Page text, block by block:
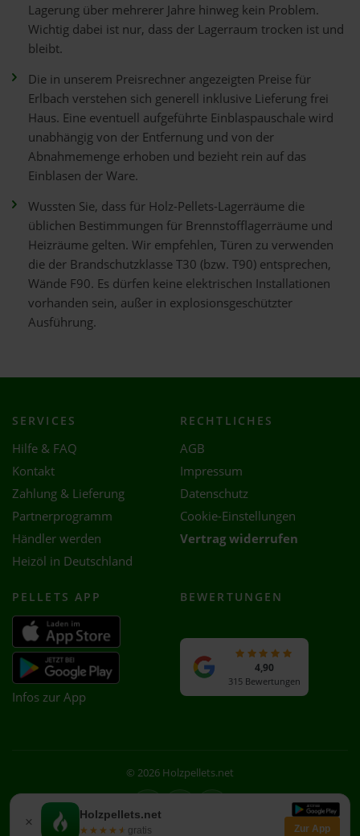
Lagerung über mehrerer Jahre hinweg kein Problem.
Wichtig dabei ist nur, dass der Lagerraum trocken ist und
bleibt.
Die in unserem Preisrechner angezeigten Preise für
Erlbach verstehen sich generell inklusive Lieferung frei
Haus. Eine eventuell aufgeführte Einblaspauschale wird
unabhängig von der Entfernung und von der
Abnahmemenge erhoben und bezieht rein auf das
Einblasen der Ware.
Wussten Sie, dass für Holz-Pellets-Lagerräume die
üblichen Bestimmungen für Brennstofflagerräume und
Heizräume gelten. Wir empfehlen, Türen zu verwenden
die der Brandschutzklasse T30 (bzw. T90) entsprechen,
Wände F90. Es dürfen keine elektrischen Installationen
vorhanden sein, außer in explosionsgeschützter
Ausführung.
× Holzpellets.net
★★★★★
★★★★★ gratis Zur App
SERVICES
Hilfe & FAQ
Kontakt
Zahlung & Lieferung
Partnerprogramm
Händler werden
Heizöl in Deutschland
RECHTLICHES
AGB
Impressum
Datenschutz
Cookie-Einstellungen
Vertrag widerrufen
PELLETS APP
Infos zur App
BEWERTUNGEN
4,90
315 Bewertungen
© 2026 Holzpellets.net
Facebook